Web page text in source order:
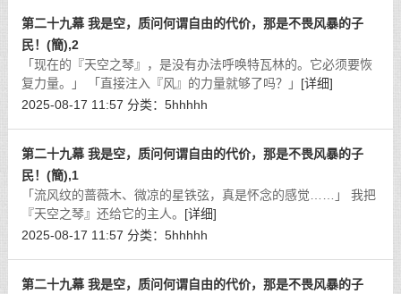
第二十九幕 我是空，质问何谓自由的代价，那是不畏风暴的子
民！(簡),2
「现在的『天空之琴』，是没有办法呼唤特瓦林的。它必须要恢
复力量。」 「直接注入『风』的力量就够了吗？」 [详细]
2025-08-17 11:57 分类： 5hhhhh
第二十九幕 我是空，质问何谓自由的代价，那是不畏风暴的子
民！(簡),1
「流风纹的蔷薇木、微凉的星铁弦，真是怀念的感觉……」 我把
『天空之琴』还给它的主人。 [详细]
2025-08-17 11:57 分类： 5hhhhh
第二十九幕 我是空，质问何谓自由的代价，那是不畏风暴的子